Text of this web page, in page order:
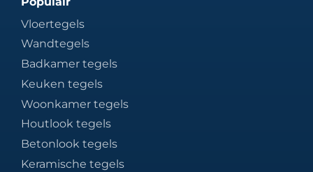
Vloertegels
Wandtegels
Badkamer tegels
Keuken tegels
Woonkamer tegels
Houtlook tegels
Betonlook tegels
Keramische tegels